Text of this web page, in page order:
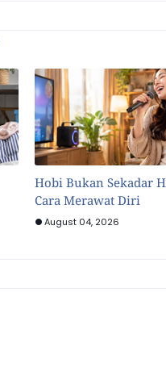
Hobi Bukan Sekadar
Cara Merawat Diri
August 04, 2026